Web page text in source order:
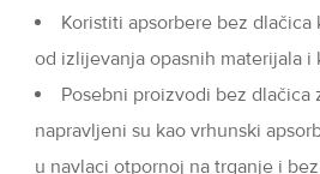
Koristiti apsorbere bez
od izlijevanja opasnih materijala i
Posebni proizvodi bez dlačica
napravljeni su kao vrhunski
u navlaci otpornoj na trganje i